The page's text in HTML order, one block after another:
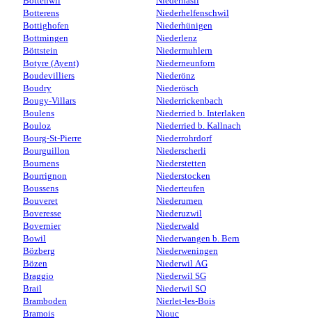
Botterens
Bottighofen
Bottmingen
Böttstein
Botyre (Ayent)
Boudevilliers
Boudry
Bougy-Villars
Boulens
Bouloz
Bourg-St-Pierre
Bourguillon
Bournens
Bourrignon
Boussens
Bouveret
Boveresse
Bovernier
Bowil
Bözberg
Bözen
Braggio
Brail
Bramboden
Bramois
Niederhelfenschwil
Niederhünigen
Niederlenz
Niedermuhlern
Niederneunforn
Niederönz
Niederösch
Niederrickenbach
Niederried b. Interlaken
Niederried b. Kallnach
Niederrohrdorf
Niederscherli
Niederstetten
Niederstocken
Niederteufen
Niederurnen
Niederuzwil
Niederwald
Niederwangen b. Bern
Niederweningen
Niederwil AG
Niederwil SG
Niederwil SO
Nierlet-les-Bois
Niouc